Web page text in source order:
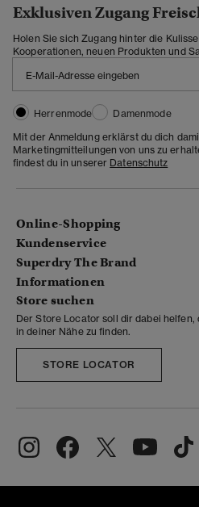
Exklusiven Zugang
Holen Sie sich Zugang hinter die
Kooperationen, neuen Produkten und
Herrenmode
Damenmode
Mit der Anmeldung erklärst du dich
Marketingmitteilungen von uns zu
findest du in unserer Datenschutz
Online-Shopping
Kundenservice
Superdry The Brand
Informationen
Store suchen
Der Store Locator soll dir dabei
in deiner Nähe zu finden.
STORE LOCATOR